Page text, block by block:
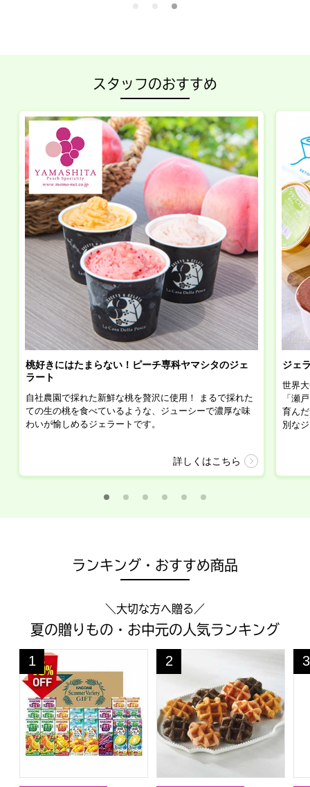
スタッフのおすすめ
桃好きにはたまらない！ピーチ専科ヤマシタのジェ
ラート
自社農園で採れた新鮮な桃を贅沢に使用！ まるで採れた
ての生の桃を食べているような、ジューシーで濃厚な味
わいが愉しめるジェラートです。
詳しくはこちら
ジェ
世界
「瀬
育ん
別な
ランキング・おすすめ商品
＼大切な方へ贈る／
夏の贈りもの・お中元の人気ランキング
カゴメ すこやかサマーバラエティギフト【夏の贈りもの
1
位
イーペルの猫祭り ベルギー
2
位 3
位